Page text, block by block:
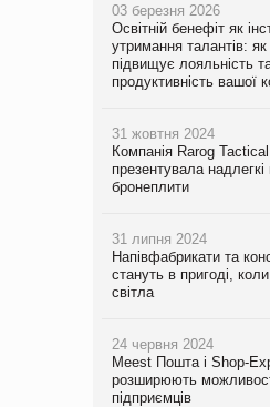
03 березня 2026
Освітній бенефіт як
утримання талантів:
підвищує лояльність
продуктивність вашої
31 жовтня 2024
Компанія Rarog
презентувала надлегкі
бронеплити
31 липня 2024
Напівфабрикати та
стануть в пригоді,
світла
24 червня 2024
Meest Пошта і Shop-
розширюють
підприємців